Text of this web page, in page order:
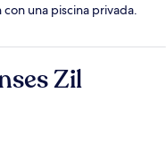
una piscina privada.
Zil